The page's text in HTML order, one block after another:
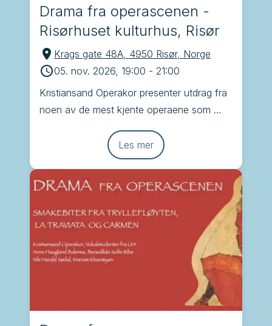
Drama fra operascenen -
Risørhuset kulturhus, Risør
Krags gate 48A, 4950 Risør, Norge
05. nov. 2026, 19:00 - 21:00
Kristiansand Operakor presenter utdrag fra
noen av de mest kjente operaene som
Les mer